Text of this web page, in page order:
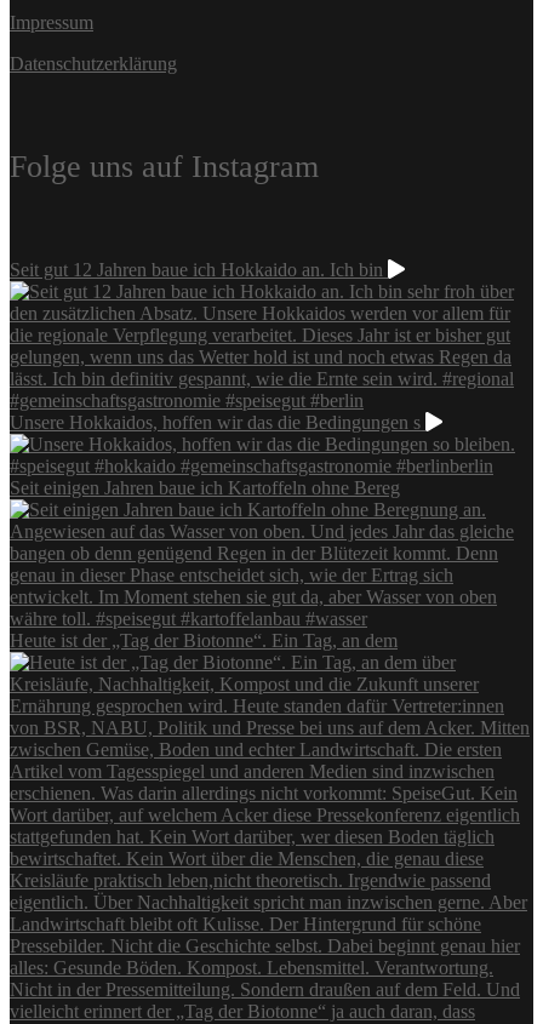
Impressum
Datenschutzerklärung
Folge uns auf Instagram
Seit gut 12 Jahren baue ich Hokkaido an. Ich bin
Unsere Hokkaidos, hoffen wir das die Bedingungen s
Seit einigen Jahren baue ich Kartoffeln ohne Bereg
Heute ist der „Tag der Biotonne“. Ein Tag, an dem